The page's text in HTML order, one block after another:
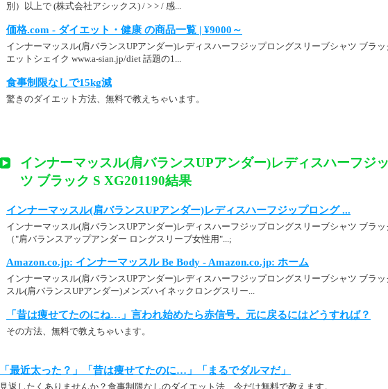
別）以上で (株式会社アシックス) / > > / 感...
価格.com - ダイエット・健康 の商品一覧 | ¥9000～
インナーマッスル(肩バランスUPアンダー)レディスハーフジップロングスリーブシャツ ブラッ
エットシェイク www.a-sian.jp/diet 話題の1...
食事制限なしで15kg減
驚きのダイエット方法、無料で教えちゃいます。
インナーマッスル(肩バランスUPアンダー)レディスハーフジ
ツ ブラック S XG201190結果
インナーマッスル(肩バランスUPアンダー)レディスハーフジップロング ...
インナーマッスル(肩バランスUPアンダー)レディスハーフジップロングスリーブシャツ ブラ
（"肩バランスアップアンダー ロングスリーブ女性用"...;
Amazon.co.jp: インナーマッスル Be Body - Amazon.co.jp: ホーム
インナーマッスル(肩バランスUPアンダー)レディスハーフジップロングスリーブシャツ ブラッ
スル(肩バランスUPアンダー)メンズハイネックロングスリー...
「昔は痩せてたのにね…」言われ始めたら赤信号。元に戻るにはどうすれば？
その方法、無料で教えちゃいます。
「最近太った？」「昔は痩せてたのに…」「まるでダルマだ」
見返したくありませんか？食事制限なしのダイエット法、今だけ無料で教えます。